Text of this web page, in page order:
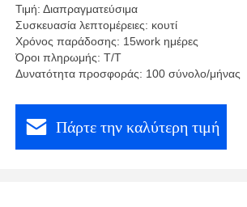
Τιμή: Διαπραγματεύσιμα
Συσκευασία λεπτομέρειες: κουτί
Χρόνος παράδοσης: 15work ημέρες
Όροι πληρωμής: T/T
Δυνατότητα προσφοράς: 100 σύνολο/μήνας
Πάρτε την καλύτερη τιμή